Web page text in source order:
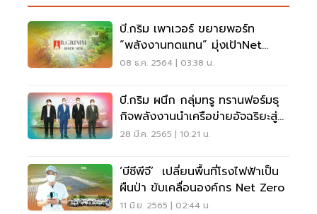
บี.กริม เพาเวอร์ ขยายพอร์ท
“พลังงานทดแทน” มุ่งเป้าNet
Zero
08 ธ.ค. 2564 | 03:38 น.
บี.กริม ผนึก กลุ่มทรู ทรานฟอร์มธุ
กิจพลังงานนำเครือข่ายอัจฉริยะสู่
ดิจิทัล
28 มี.ค. 2565 | 10:21 น.
‘บีซีพีจี’ เปลี่ยนพื้นที่โรงไฟฟ้าเป็น
ผืนป่า ขับเคลื่อนองค์กร Net Zero
11 มิ.ย. 2565 | 02:44 น.